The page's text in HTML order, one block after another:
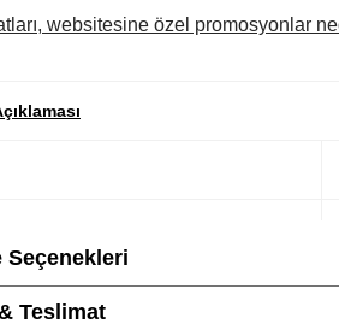
websitesine özel promosyonlar
Seçenekleri
Teslimat